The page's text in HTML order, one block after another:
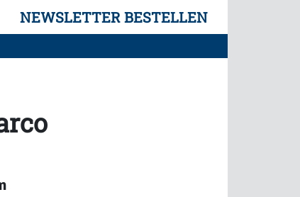
NEWSLETTER BESTELLEN